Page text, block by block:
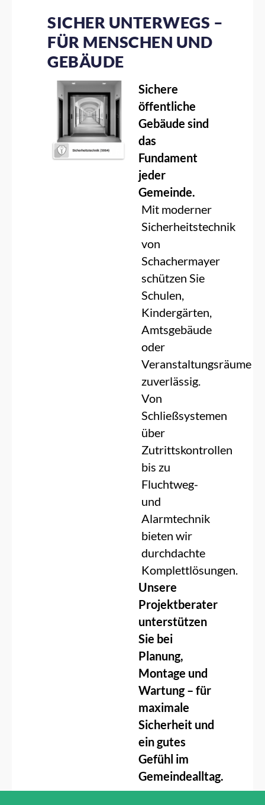
SICHER UNTERWEGS –
FÜR MENSCHEN UND
GEBÄUDE
Sichere
öffentliche
Gebäude sind
das
Fundament
jeder
Gemeinde.
Mit moderner
Sicherheitstechnik
von
Schachermayer
schützen Sie
Schulen,
Kindergärten,
Amtsgebäude
oder
Veranstaltungsräume
zuverlässig.
Von
Schließsystemen
über
Zutrittskontrollen
bis zu
Fluchtweg-
und
Alarmtechnik
bieten wir
durchdachte
Komplettlösungen.
Unsere
Projektberater
unterstützen
Sie bei
Planung,
Montage und
Wartung – für
maximale
Sicherheit und
ein gutes
Gefühl im
Gemeindealltag.